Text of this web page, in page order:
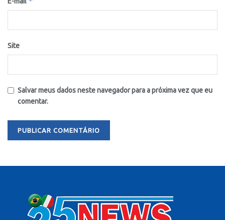
Site
Salvar meus dados neste navegador para a próxima vez que eu
comentar.